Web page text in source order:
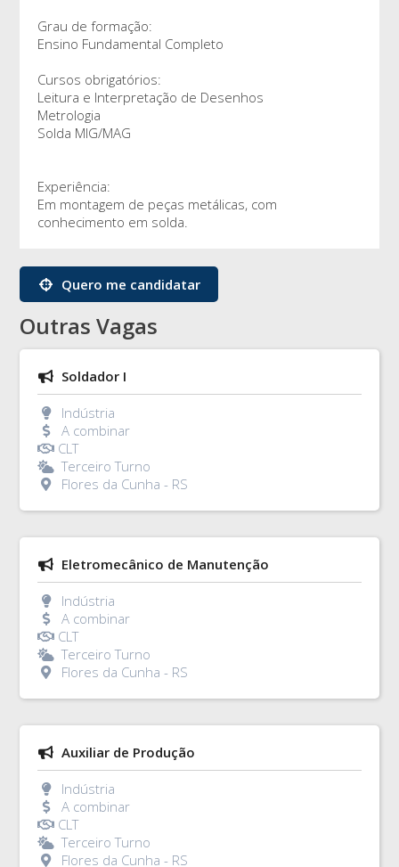
Grau de formação:
Ensino Fundamental Completo
Cursos obrigatórios:
Leitura e Interpretação de Desenhos
Metrologia
Solda MIG/MAG
Experiência:
Em montagem de peças metálicas, com
conhecimento em solda.
Quero me candidatar
Outras Vagas
Soldador I
Indústria
A combinar
CLT
Terceiro Turno
Flores da Cunha - RS
Eletromecânico de Manutenção
Indústria
A combinar
CLT
Terceiro Turno
Flores da Cunha - RS
Auxiliar de Produção
Indústria
A combinar
CLT
Terceiro Turno
Flores da Cunha - RS